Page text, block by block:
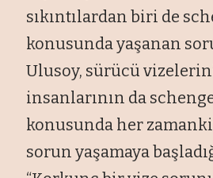
sıkıntılardan biri de
konusunda yaşanan
Ulusoy, sürücü
insanlarının da
konusunda her
sorun yaşamaya